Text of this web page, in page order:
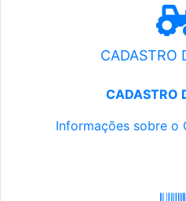
CADASTRO
CADASTRO
Informações sobre o